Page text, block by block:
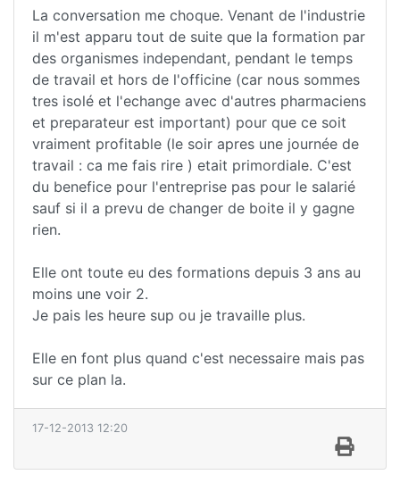
La conversation me choque. Venant de l'industrie
il m'est apparu tout de suite que la formation par
des organismes independant, pendant le temps
de travail et hors de l'officine (car nous sommes
tres isolé et l'echange avec d'autres pharmaciens
et preparateur est important) pour que ce soit
vraiment profitable (le soir apres une journée de
travail : ca me fais rire ) etait primordiale. C'est
du benefice pour l'entreprise pas pour le salarié
sauf si il a prevu de changer de boite il y gagne
rien.
Elle ont toute eu des formations depuis 3 ans au
moins une voir 2.
Je pais les heure sup ou je travaille plus.
Elle en font plus quand c'est necessaire mais pas
sur ce plan la.
17-12-2013 12:20